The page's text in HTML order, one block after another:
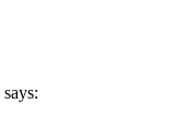
says: